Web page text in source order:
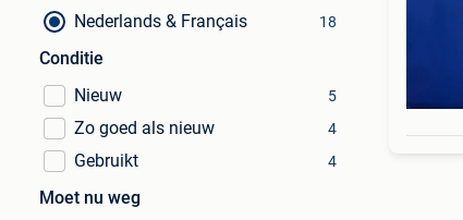
Nederlands & Français 18
Conditie
Nieuw
5
Zo goed als nieuw 4
Gebruikt 4
Moet nu weg